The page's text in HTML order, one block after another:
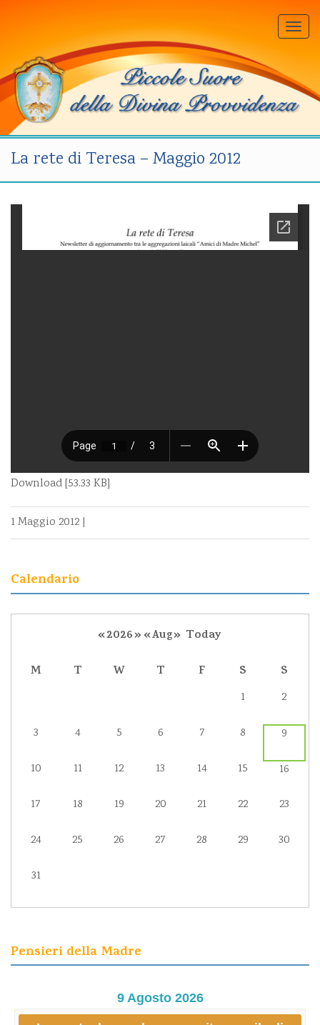
La rete di Teresa – Maggio 2012
Download [53.33 KB]
1 Maggio 2012 |
Calendario
«2026»«Aug» Today
M
T W T F S S
1 2
3 4 5 6 7 8 9
10 11 12 13 14 15 16
17 18 19 20 21 22 23
24 25 26 27 28 29 30
31
Pensieri della Madre
9 Agosto 2026